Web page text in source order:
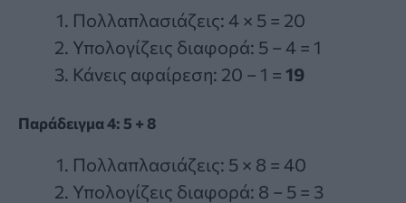
Πολλαπλασιάζεις: 4 × 5 = 20
Υπολογίζεις διαφορά: 5 − 4 = 1
Κάνεις αφαίρεση: 20 − 1 = 19
Παράδειγμα 4: 5 + 8
Πολλαπλασιάζεις: 5 × 8 = 40
Υπολογίζεις διαφορά: 8 − 5 = 3